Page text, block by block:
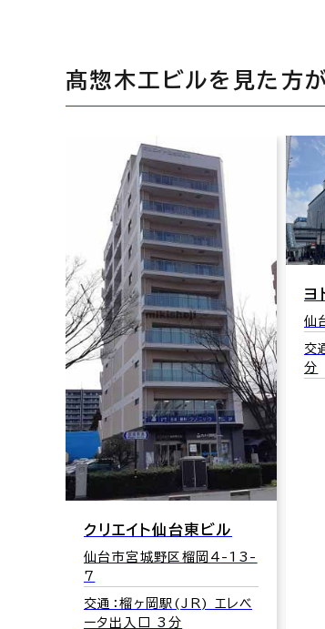
髙惣木工ビルを見た方
クリエイト仙台東ビル
仙台市宮城野区榴岡4-13-
7
交通：榴ヶ岡駅(JR) エレベ
ータ出入口 3分
ヨ
仙
交
分